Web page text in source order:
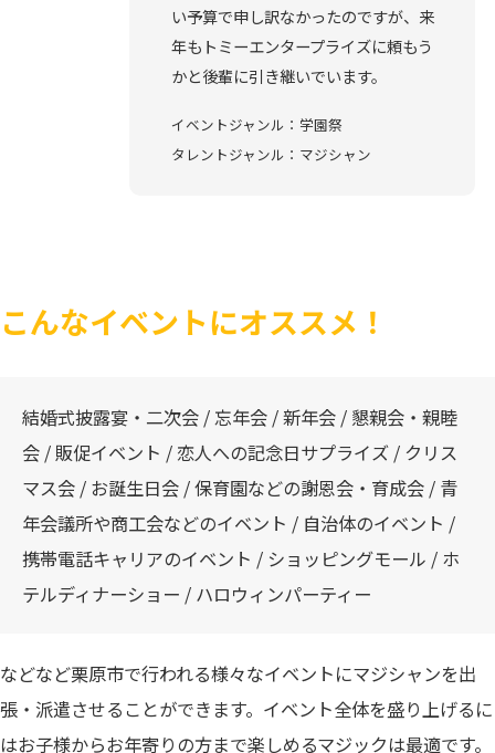
い予算で申し訳なかったのですが、来
年もトミーエンタープライズに頼もう
かと後輩に引き継いでいます。
イベントジャンル：学園祭
タレントジャンル：マジシャン
こんなイベントにオススメ！
結婚式披露宴・二次会 / 忘年会 / 新年会 / 懇親会・親睦
会 / 販促イベント / 恋人への記念日サプライズ / クリス
マス会 / お誕生日会 / 保育園などの謝恩会・育成会 / 青
年会議所や商工会などのイベント / 自治体のイベント /
携帯電話キャリアのイベント / ショッピングモール / ホ
テルディナーショー / ハロウィンパーティー
などなど栗原市で行われる様々なイベントにマジシャンを出
張・派遣させることができます。イベント全体を盛り上げるに
はお子様からお年寄りの方まで楽しめるマジックは最適です。